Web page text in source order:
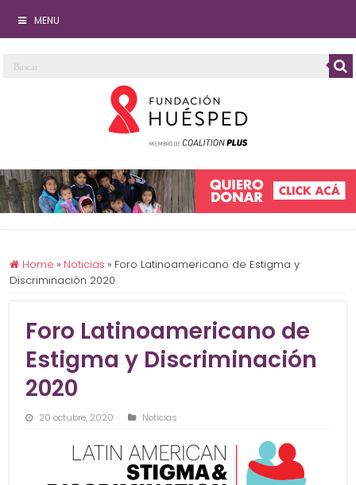
MENU
Home » Noticias » Foro Latinoamericano de Estigma y
Discriminación 2020
Foro Latinoamericano de
Estigma y Discriminación
2020
20 octubre, 2020 Noticias